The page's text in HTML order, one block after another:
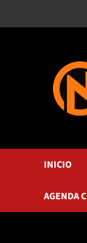
INICIO
AGENDA